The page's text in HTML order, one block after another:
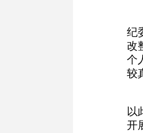
纪
改
个
较
以
开